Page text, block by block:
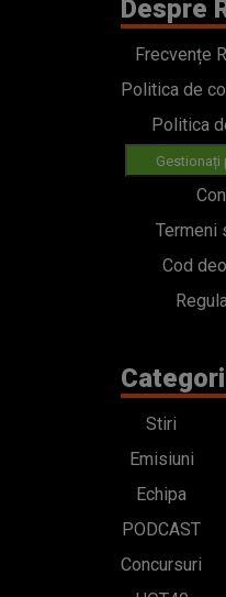
Despre
Frecvențe
Politica de
Politica
Gestionați
Termeni
Cod
Stiri
Emisiuni
Echipa
PODCAST
Concursuri